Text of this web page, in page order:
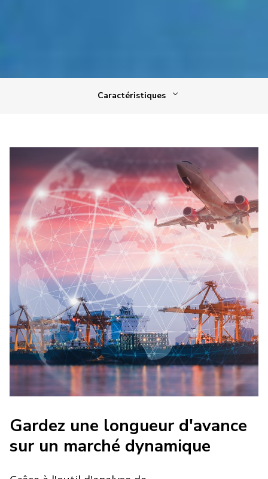
Caractéristiques
Gardez une longueur d'avance
sur un marché dynamique